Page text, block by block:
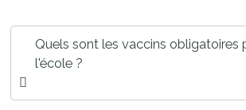
Quels sont les vaccins obligatoires
l'école ?